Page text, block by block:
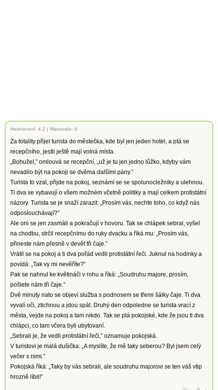
Hodnocení: 4.2 | Hlasovalo: 4
Za totality přijel turista do městečka, kde byl jen jeden hotel, a ptá se
recepčního, jestli ještě mají volná místa.
„Bohužel,” omlouvá se recepční, „už je tu jen jedno lůžko, kdyby vám
nevadilo být na pokoji se dvěma dalšími pány.”
Turista to vzal, přijde na pokoj, seznámí se se spolunocležníky a ulehnou.
Ti dva se vybavují o všem možném včetně politiky a mají celkem protistátní
názory. Turista se je snaží zarazit: „Prosím vás, nechte toho, co když nás
odposlouchávají?”
Ale oni se jen zasmáli a pokračují v hovoru. Tak se chlápek sebral, vyšel
na chodbu, strčil recepčnímu do ruky dvacku a říká mu: „Prosím vás,
přineste nám přesně v devět tři čaje.”
Vrátil se na pokoj a ti dva pořád vedli protistátní řeči. Juknul na hodinky a
povídá: „Tak vy mi nevěříte?”
Pak se nahnul ke květináči v rohu a říká: „Soudruhu majore, prosím,
pošlete nám tři čaje.”
Dvě minuty nato se objeví služba s podnosem se třemi šálky čaje. Ti dva
vyvalí oči, ztichnou a jdou spát. Druhý den odpoledne se turista vrací z
města, vejde na pokoj a tam nikdo. Tak se ptá pokojské, kde že jsou ti dva
chlápci, co tam včera byli ubytovaní.
„Sebrali je, že vedli protistátní řeči,” oznamuje pokojská.
V turistovi je malá dušička: „A myslíte, že mě taky seberou? Byl jsem celý
večer s nimi.”
Pokojská říká: „Taky by vás sebrali, ale soudruhu majorovi se ten váš vtip
hrozně líbil!”